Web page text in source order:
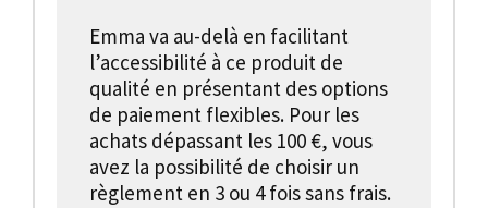
Emma va au-delà en facilitant
l’accessibilité à ce produit de
qualité en présentant des options
de paiement flexibles. Pour les
achats dépassant les 100 €, vous
avez la possibilité de choisir un
règlement en 3 ou 4 fois sans frais.